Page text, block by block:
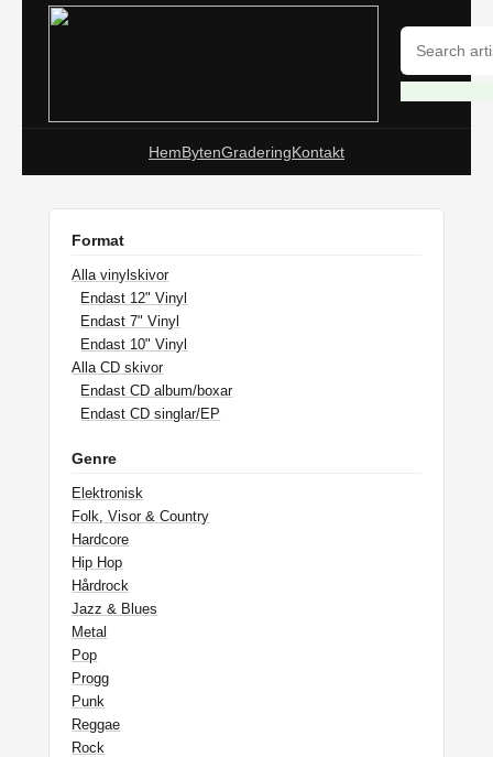
HemBytenGraderingKontakt
Format
Alla vinylskivor
Endast 12" Vinyl
Endast 7" Vinyl
Endast 10" Vinyl
Alla CD skivor
Endast CD album/boxar
Endast CD singlar/EP
Genre
Elektronisk
Folk, Visor & Country
Hardcore
Hip Hop
Hårdrock
Jazz & Blues
Metal
Pop
Progg
Punk
Reggae
Rock